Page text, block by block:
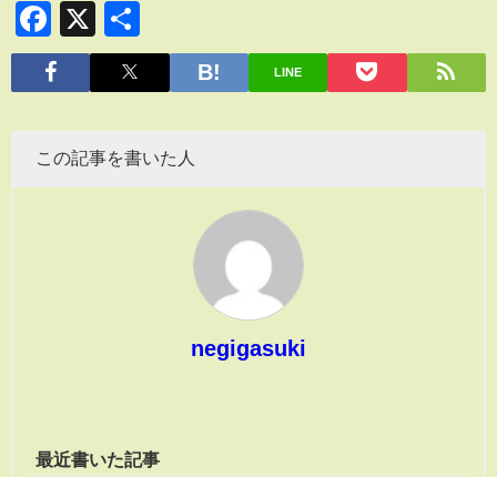
Facebook
X
有
LINE
この記事を書いた人
negigasuki
最近書いた記事